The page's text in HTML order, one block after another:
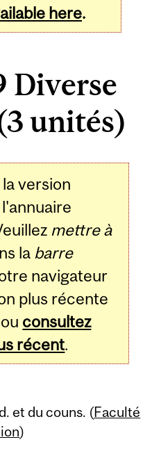
here.
Diverse
unités)
version
mettre à
la barre
navigateur
plus récente
consultez
récent.
et du couns. (Faculté
)